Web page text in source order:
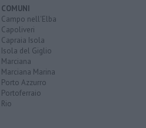
COMUNI
Campo nell'Elba
Capoliveri
Capraia Isola
Isola del Giglio
Marciana
Marciana Marina
Porto Azzurro
Portoferraio
Rio